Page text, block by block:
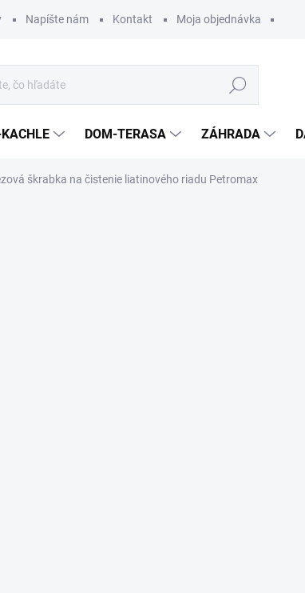
Napíšte nám Kontakt Moja objednávka
Hľadať
DOM-TERASA ZÁHRADA
škrabka na čistenie liatinového riadu Petromax